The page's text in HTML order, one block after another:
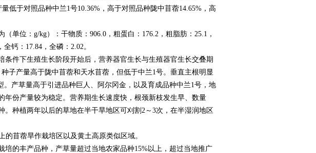
低于对照品种中兰1号10.36%，高于对照品种陇中苜蓿14.65%，高
单位：g/kg）：干物质：906.0，粗蛋白：176.2，粗脂肪：25.1，
钙：17.84，全磷：2.02。
件下生殖生长阶段开始后，营养器官生长与生殖器官生长交叠期
子产量高于陇中苜蓿和天水苜蓿，但低于中兰1号。垂直主根明显
产草量高于引进品种巨人、阿尔冈金，以及育成品种中兰1号，地
份产量较为稳定。营养期生长速度快，根颈新枝发生早、数量
种植两年以后的草地在半干旱地区可刈割2～3次，在半湿润地区
苜蓿旱作栽培区以及黄土高原类似区域。
的丰产品种，产草量超过当地农家品种15%以上，超过当地推广